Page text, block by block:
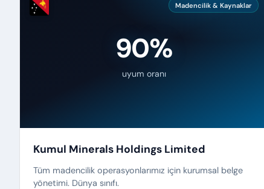
Madencilik & Kaynaklar
90%
uyum oranı
Kumul Minerals Holdings Limited
Tüm madencilik operasyonlarımız için kurumsal belge
yönetimi. Dünya sınıfı.